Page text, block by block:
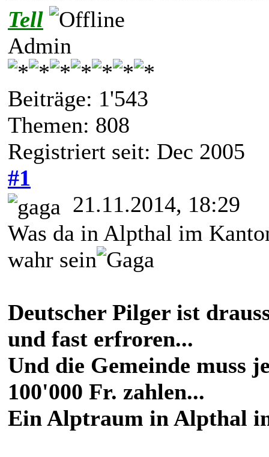
Tell
Admin
Beiträge: 1'543
Themen: 808
Registriert seit: Dec 2005
#1
21.11.2014, 18:29
Was da in Alpthal im
wahr sein
Deutscher Pilger ist
und fast erfroren...
Und die Gemeinde muss
100'000 Fr. zahlen...
Ein Alptraum in Alpthal